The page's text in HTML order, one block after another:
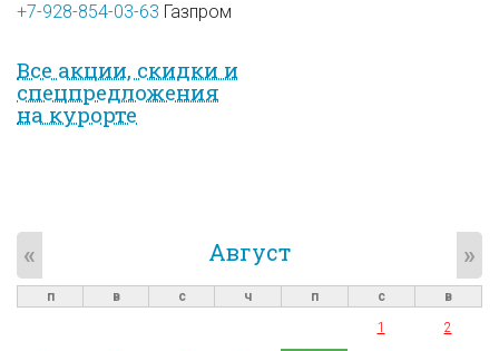
+7-928-854-03-63 Газпром
Все акции, скидки и
спец­предложе­ния
на курорте
Август
« »
п в с ч п с
в
1
2